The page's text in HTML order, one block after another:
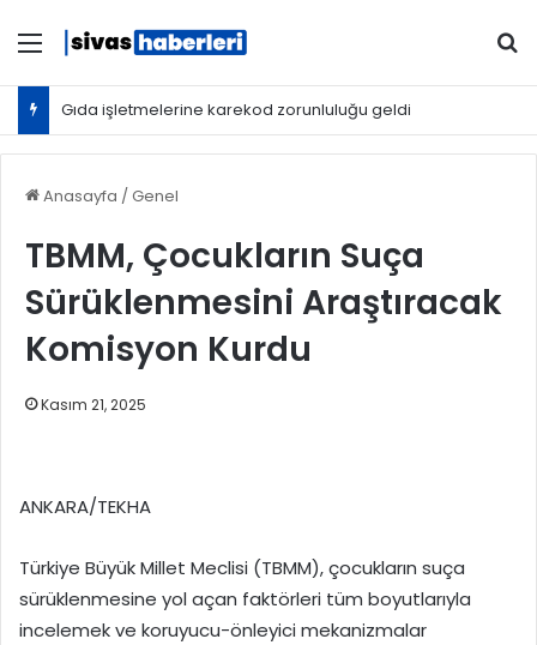
Menü
Anasayfa / Genel
TBMM, Çocukların Suça
Sürüklenmesini Araştıracak
Komisyon Kurdu
Kasım 21, 2025
ANKARA/TEKHA
Türkiye Büyük Millet Meclisi (TBMM), çocukların suça
sürüklenmesine yol açan faktörleri tüm boyutlarıyla
incelemek ve koruyucu-önleyici mekanizmalar